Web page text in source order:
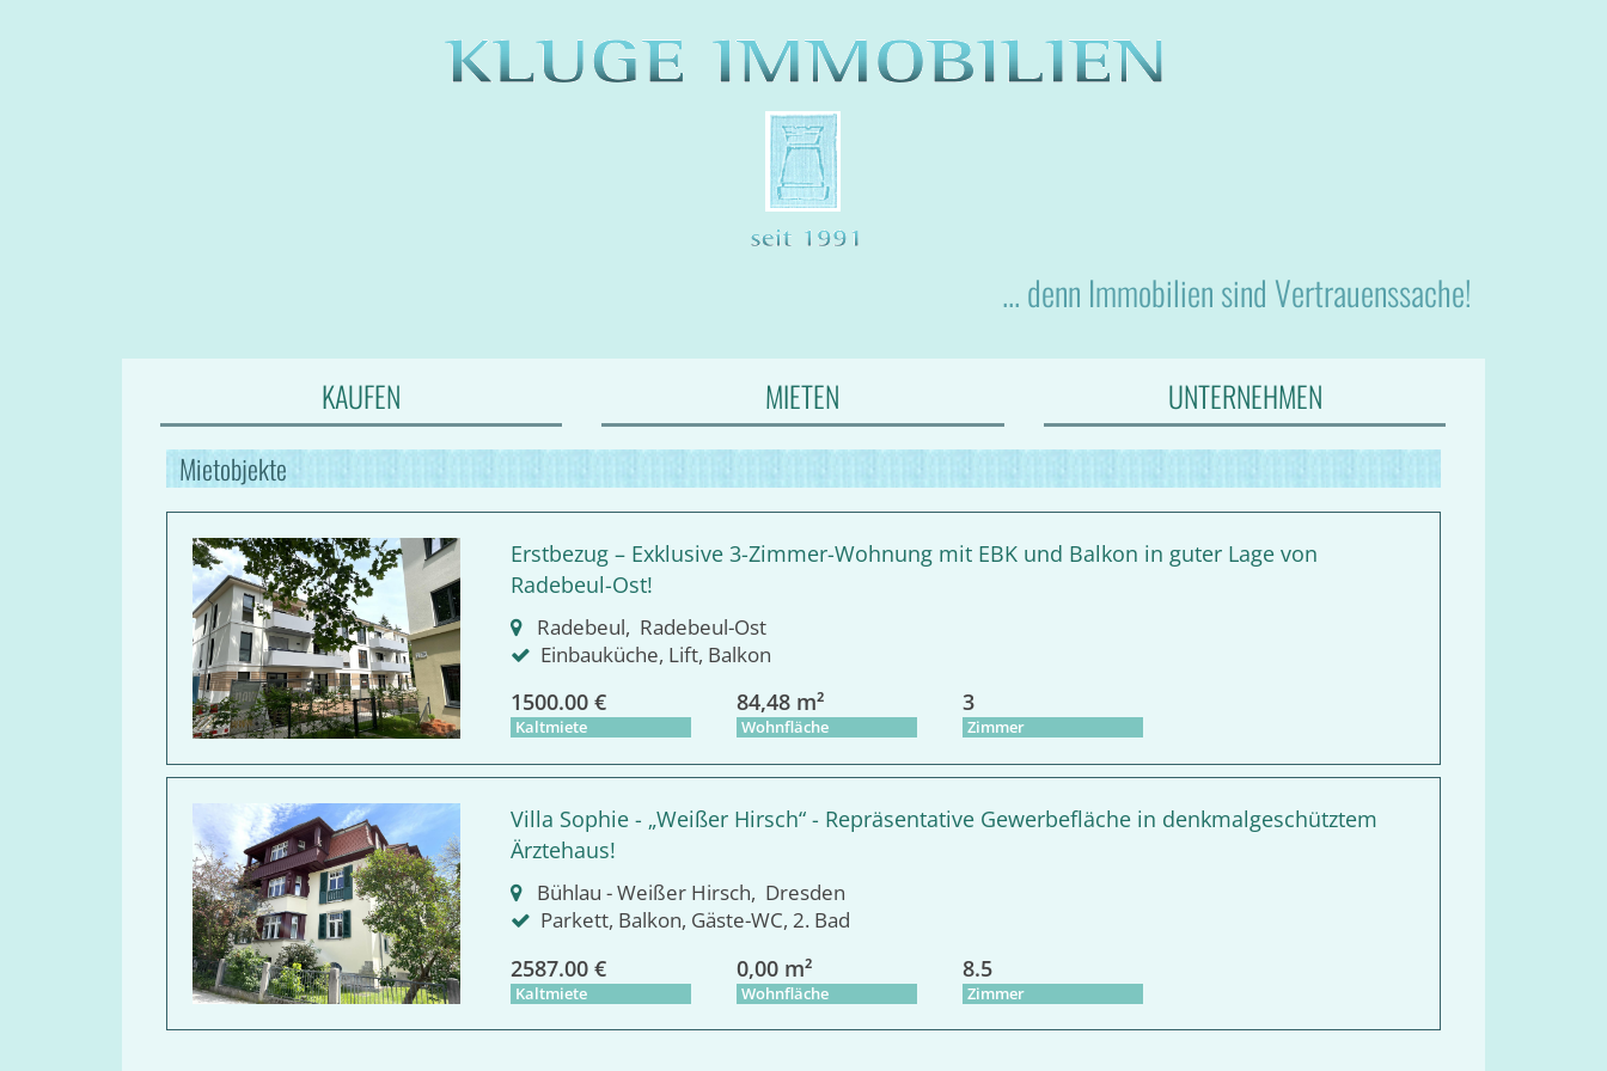
... denn Immobilien sind Vertrauenssache!
KAUFEN MIETEN UNTERNEHMEN
Mietobjekte
Erstbezug – Exklusive 3-Zimmer-Wohnung mit EBK und Balkon in guter Lage von
Radebeul-Ost!
Radebeul, Radebeul-Ost
Einbauküche, Lift, Balkon
1500.00 €
Kaltmiete
84,48 m²
Wohnfläche
3
Zimmer
Villa Sophie - „Weißer Hirsch“ - Repräsentative Gewerbefläche in denkmalgeschütztem
Ärztehaus!
Bühlau - Weißer Hirsch, Dresden
Parkett, Balkon, Gäste-WC, 2. Bad
2587.00 €
Kaltmiete
0,00 m²
Wohnfläche
8.5
Zimmer